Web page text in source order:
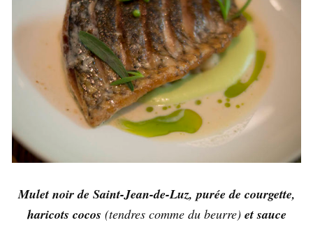
Mulet noir de Saint-Jean-de-Luz, purée de courgette,
haricots cocos (tendres comme du beurre) et sauce